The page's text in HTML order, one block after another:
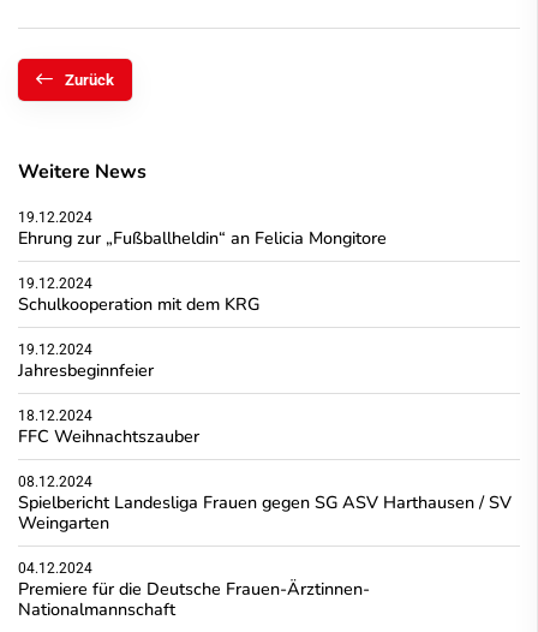
Zurück
Weitere News
19.12.2024
Ehrung zur „Fußballheldin“ an Felicia Mongitore
19.12.2024
Schulkooperation mit dem KRG
19.12.2024
Jahresbeginnfeier
18.12.2024
FFC Weihnachtszauber
08.12.2024
Spielbericht Landesliga Frauen gegen SG ASV Harthausen / SV
Weingarten
04.12.2024
Premiere für die Deutsche Frauen-Ärztinnen-
Nationalmannschaft